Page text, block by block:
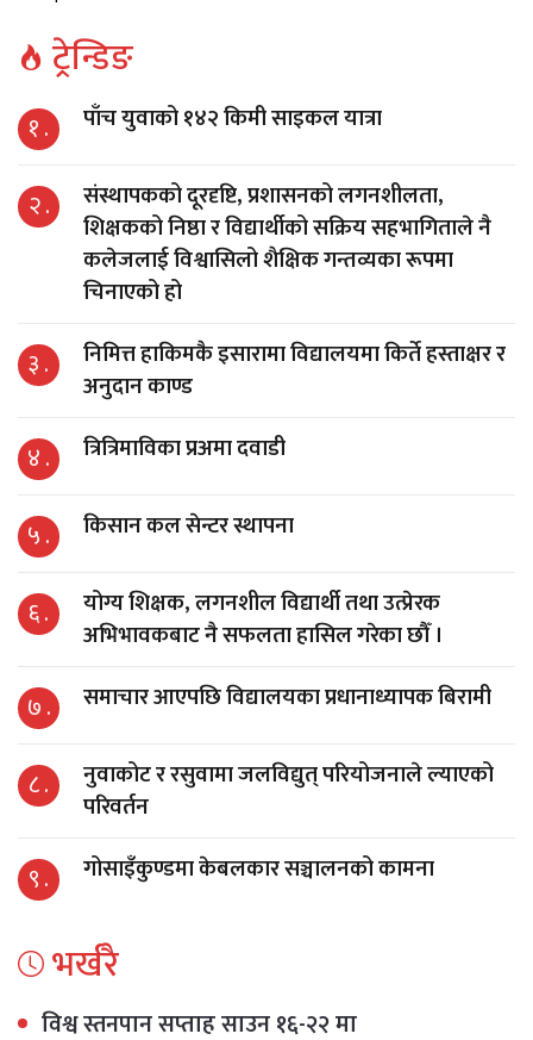
ट्रेन्डिङ
१ . पाँच युवाको १४२ किमी साइकल यात्रा
२ .
संस्थापकको दूरदृष्टि, प्रशासनको लगनशीलता,
शिक्षकको निष्ठा र विद्यार्थीको सक्रिय सहभागिताले नै
कलेजलाई विश्वासिलो शैक्षिक गन्तव्यका रूपमा
चिनाएको हो
३ .
निमित्त हाकिमकै इसारामा विद्यालयमा किर्ते हस्ताक्षर र
अनुदान काण्ड
४ . त्रित्रिमाविका प्रअमा दवाडी
५ . किसान कल सेन्टर स्थापना
६ .
योग्य शिक्षक, लगनशील विद्यार्थी तथा उत्प्रेरक
अभिभावकबाट नै सफलता हासिल गरेका छौँ ।
७ . समाचार आएपछि विद्यालयका प्रधानाध्यापक बिरामी
८ .
नुवाकोट र रसुवामा जलविद्युत् परियोजनाले ल्याएको
परिवर्तन
९ . गोसाइँकुण्डमा केबलकार सञ्चालनको कामना
भर्खरै
विश्व स्तनपान सप्ताह साउन १६-२२ मा